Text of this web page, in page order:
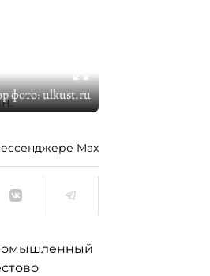
фото:ulkust.ru
Max